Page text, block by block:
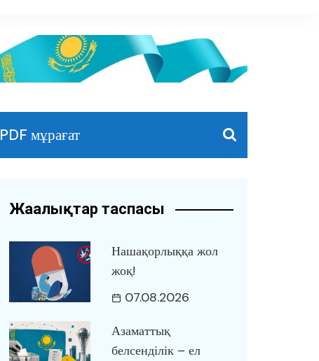
PDF мұрағат
Жаңалықтар таспасы
Нашақорлыққа жол
жоқ!
07.08.2026
Азаматтық
белсенділік – ел